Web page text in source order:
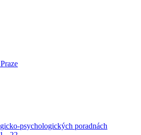
psychologických poradnách